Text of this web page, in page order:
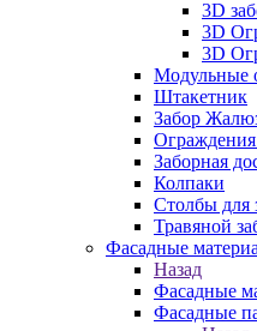
3D
3D
3D
Модульные
Штакетник
Забор
Заборная
Колпаки
Столбы для
Травяной
Фасадные
Назад
Фасадные
Фасадные